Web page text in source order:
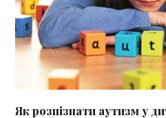
Як розпізнати аутизм у